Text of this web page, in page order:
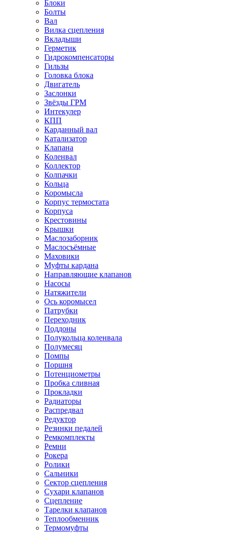
Блоки
Болты
Вал
Вилка сцепления
Вкладыши
Герметик
Гидрокомпенсаторы
Гильзы
Головка блока
Двигатель
Заслонки
Звёзды ГРМ
Интекулер
КПП
Карданный вал
Катализатор
Клапана
Коленвал
Коллектор
Колпачки
Кольца
Коромысла
Корпус термостата
Корпуса
Крестовины
Крышки
Маслозаборник
Маслосъёмные
Маховики
Муфты кардана
Направляющие клапанов
Насосы
Натяжители
Ось коромысел
Патрубки
Переходник
Поддоны
Полукольца коленвала
Полумесяц
Помпы
Поршня
Потенциометры
Пробка сливная
Прокладки
Радиаторы
Распредвал
Редуктор
Резинки педалей
Ремкомплекты
Ремни
Рокера
Ролики
Сальники
Сектор сцепления
Сухари клапанов
Сцепление
Тарелки клапанов
Теплообменник
Термомуфты